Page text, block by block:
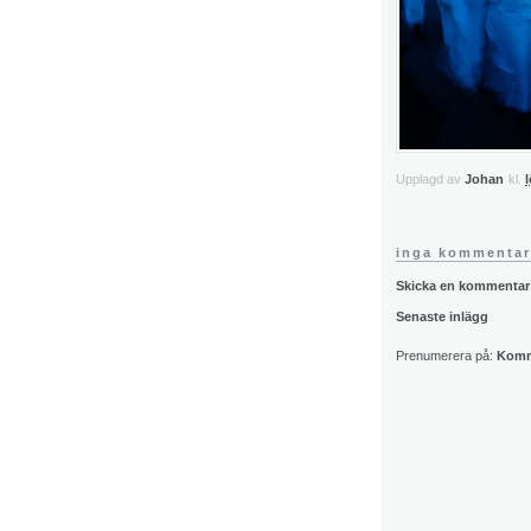
Upplagd av Johan kl.
inga
Skicka en kommentar
Senaste inlägg
Prenumerera på: